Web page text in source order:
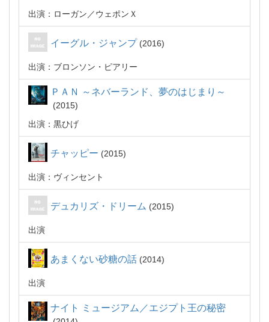
出演：ローガン／ウェポンＸ
イーグル・ジャンプ 2016
出演：ブロンソン・ピアリー
ＰＡＮ ～ネバーランド、夢のはじまり～
2015
出演：黒ひげ
チャッピー 2015
出演：ヴィンセント
デュカリズ・ドリーム 2015
出演
あまくない砂糖の話 2014
出演
ナイト ミュージアム／エジプト王の秘密